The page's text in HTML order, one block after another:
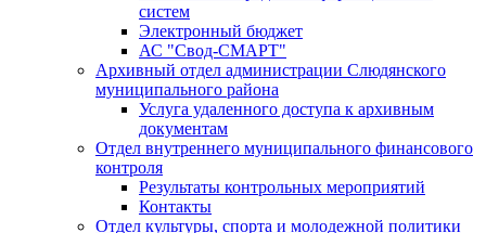
систем
Электронный бюджет
АС "Свод-СМАРТ"
Архивный отдел администрации Слюдянского
муниципального района
Услуга удаленного доступа к архивным
документам
Отдел внутреннего муниципального финансового
контроля
Результаты контрольных мероприятий
Контакты
Отдел культуры, спорта и молодежной политики